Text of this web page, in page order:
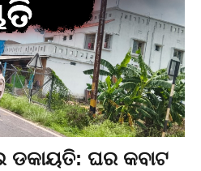
ଡକାୟତି: ଘର କବାଟ